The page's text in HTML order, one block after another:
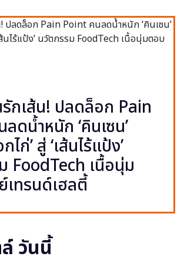
กเส้น! ปลดล็อก Pain
ดน้ำหนัก ‘คินเซน’
ไก่’ สู่ ‘เส้นไร้แป้ง’
FoodTech เนื้อนุ่ม
เทรนด์เฮลตี้
วันนี้